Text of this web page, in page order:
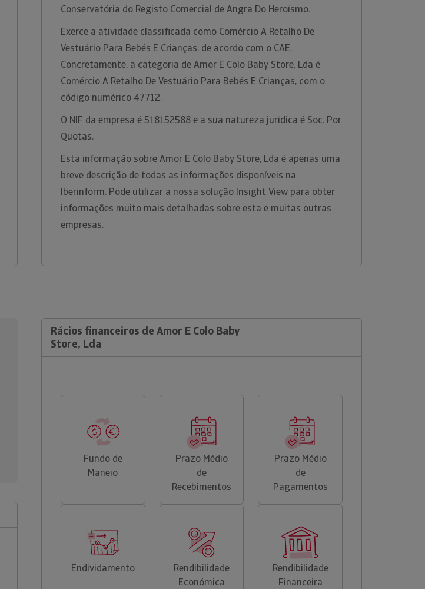
Conservatória do Registo Comercial de Angra Do Heroísmo.
Exerce a atividade classificada como Comércio A Retalho De
Vestuário Para Bebés E Crianças, de acordo com o CAE.
Concretamente, a categoria de Amor E Colo Baby Store, Lda é
Comércio A Retalho De Vestuário Para Bebés E Crianças, com o
código numérico 47712.
O NIF da empresa é 518152588 e a sua natureza jurídica é Soc. Por
Quotas.
Esta informação sobre Amor E Colo Baby Store, Lda é apenas uma
breve descrição de todas as informações disponíveis na
Iberinform. Pode utilizar a nossa solução Insight View para obter
informações muito mais detalhadas sobre esta e muitas outras
empresas.
Rácios financeiros de Amor E Colo Baby
Store, Lda
Fundo de
Maneio
Prazo Médio
de
Recebimentos
Prazo Médio
de
Pagamentos
Endividamento
Rendibilidade
Económica
Rendibilidade
Financeira